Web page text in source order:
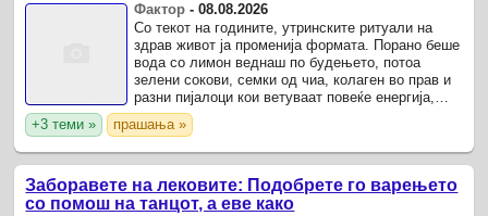
Фактор -08.08.2026
Со текот на годините, утринските ритуали на
здрав живот ја променија формата. Порано беше
вода со лимон веднаш по будењето, потоа
зелени сокови, семки од чиа, колаген во прав и
разни пијалоци кои ветуваат повеќе енергија,
подобра кожа и подобро варење.
+3 теми » прашања »
Заборавете на лековите: Подобрете го варењето
со помош на танцот, а еве како